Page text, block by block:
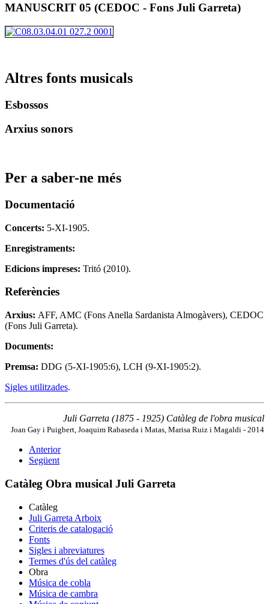
MANUSCRIT 05 (CEDOC - Fons Juli Garreta)
Altres fonts musicals
Esbossos
Arxius sonors
Per a saber-ne més
Documentació
Concerts: 5-XI-1905.
Enregistraments:
Edicions impreses: Tritó (2010).
Referències
Arxius: AFF, AMC (Fons Anella Sardanista Almogàvers), CEDOC
(Fons Juli Garreta).
Documents:
Premsa: DDG (5-XI-1905:6), LCH (9-XI-1905:2).
Sigles utilitzades.
Juli Garreta (1875 - 1925) Catàleg de l'obra musical
Joan Gay i Puigbert, Joaquim Rabaseda i Matas, Marisa Ruiz i Magaldi - 2014
Anterior
Següent
Catàleg Obra musical Juli Garreta
Catàleg
Juli Garreta Arboix
Criteris de catalogació
Fonts
Sigles i abreviatures
Termes d'ús del catàleg
Obra
Música de cobla
Música de cambra